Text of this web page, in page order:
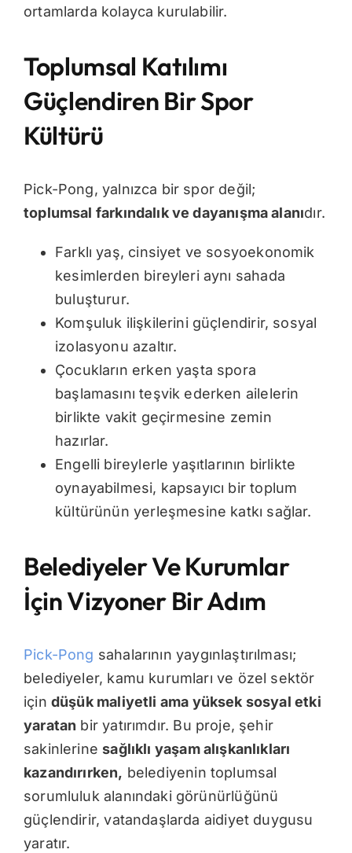
ortamlarda kolayca kurulabilir.
Toplumsal Katılımı
Güçlendiren Bir Spor
Kültürü
Pick-Pong, yalnızca bir spor değil;
toplumsal farkındalık ve dayanışma alanıdır.
Farklı yaş, cinsiyet ve sosyoekonomik
kesimlerden bireyleri aynı sahada
buluşturur.
Komşuluk ilişkilerini güçlendirir, sosyal
izolasyonu azaltır.
Çocukların erken yaşta spora
başlamasını teşvik ederken ailelerin
birlikte vakit geçirmesine zemin
hazırlar.
Engelli bireylerle yaşıtlarının birlikte
oynayabilmesi, kapsayıcı bir toplum
kültürünün yerleşmesine katkı sağlar.
Belediyeler Ve Kurumlar
İçin Vizyoner Bir Adım
Pick-Pong sahalarının yaygınlaştırılması;
belediyeler, kamu kurumları ve özel sektör
için düşük maliyetli ama yüksek sosyal etki
yaratan bir yatırımdır. Bu proje, şehir
sakinlerinesağlıklı yaşam alışkanlıkları
kazandırırken, belediyenin toplumsal
sorumluluk alanındaki görünürlüğünü
güçlendirir, vatandaşlarda aidiyet duygusu
yaratır.